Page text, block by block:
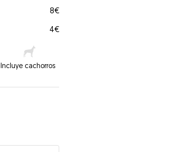
8€
4€
Incluye cachorros